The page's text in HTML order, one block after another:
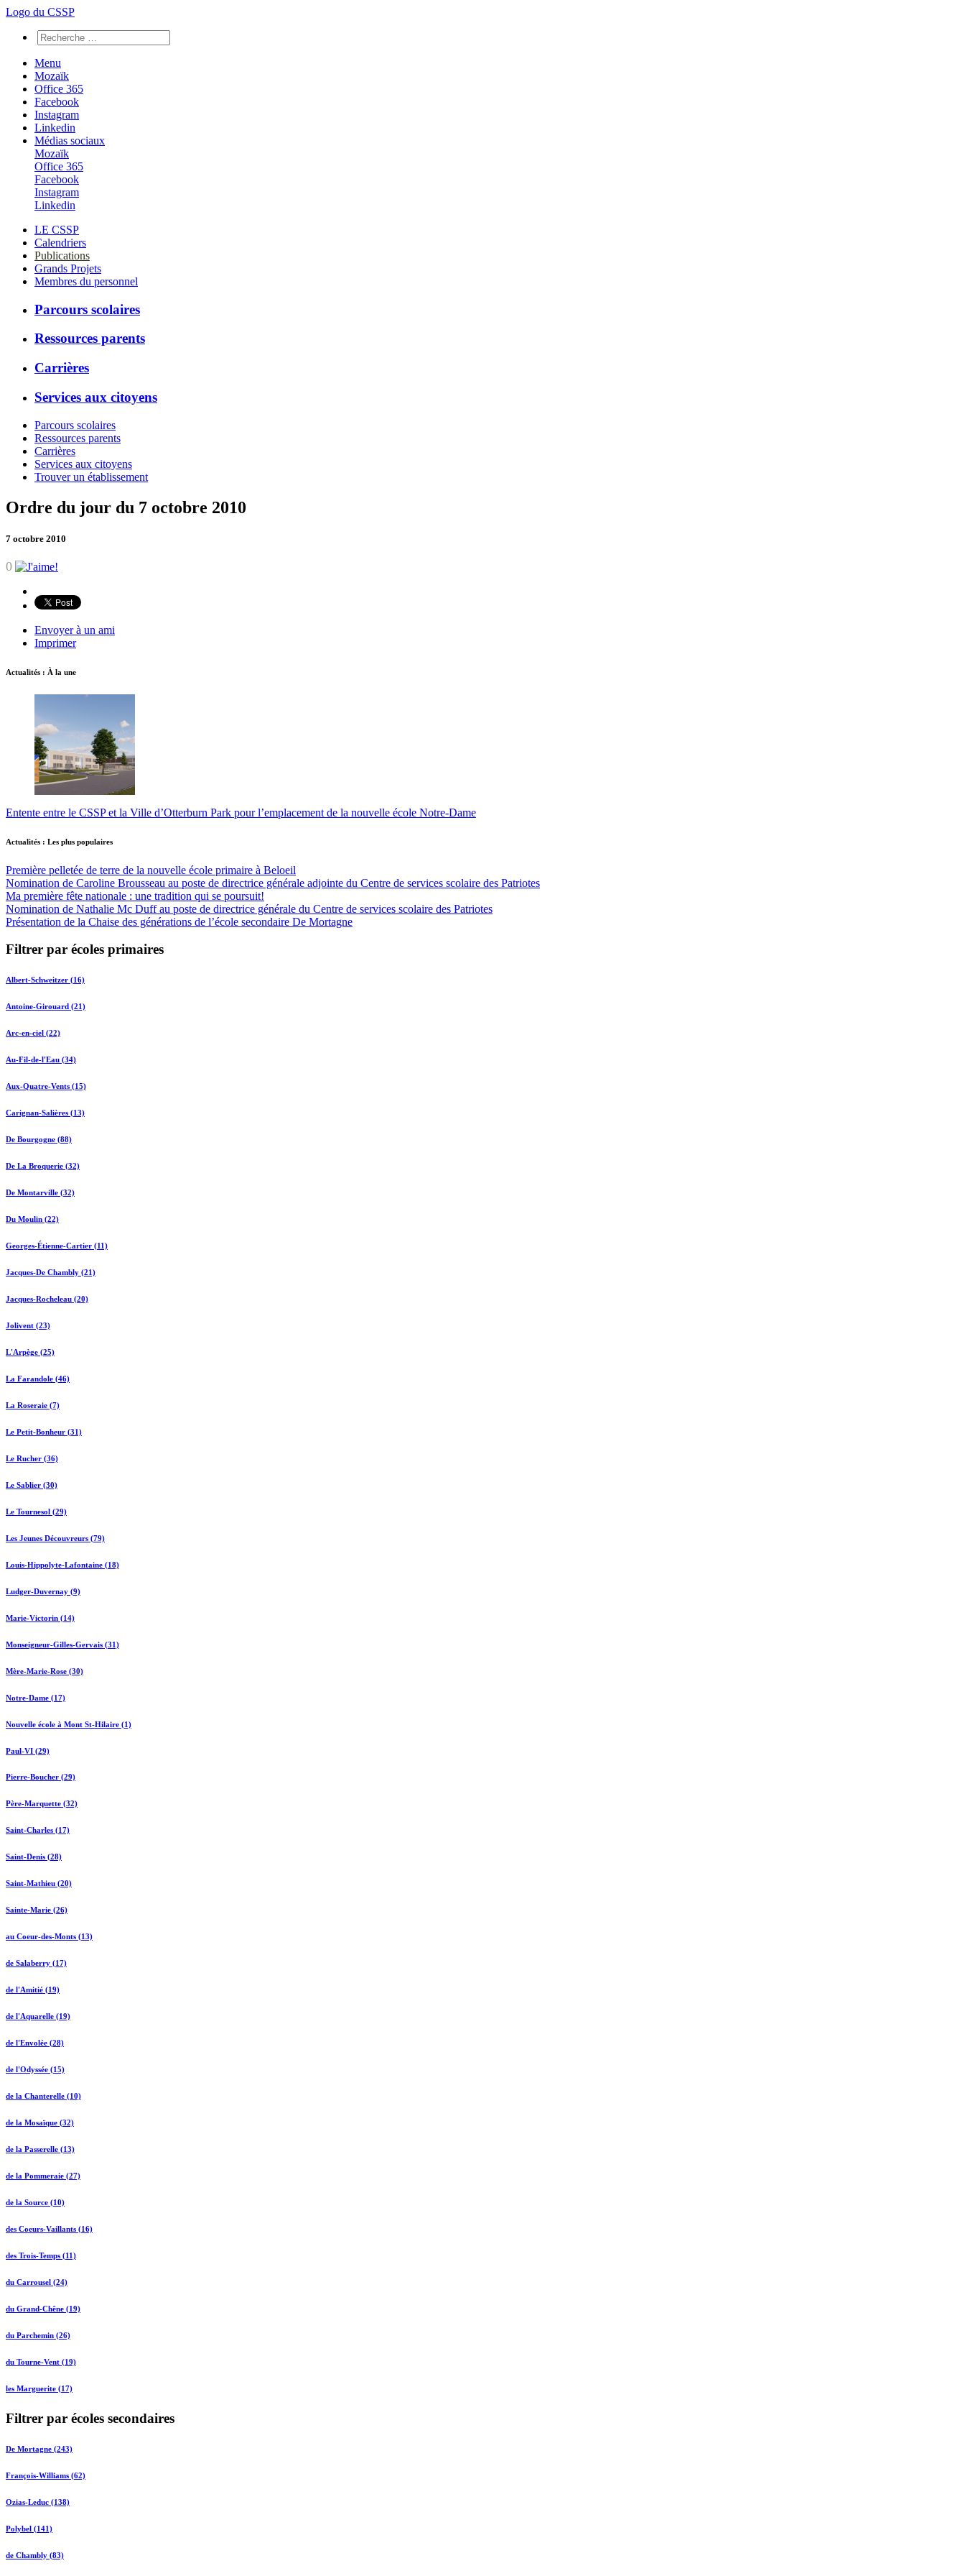
Logo du CSSP
Menu
Mozaïk
Office 365
Facebook
Instagram
Linkedin
Médias sociaux
Mozaïk
Office 365
Facebook
Instagram
Linkedin
LE CSSP
Calendriers
Publications
Grands Projets
Membres du personnel
Parcours scolaires
Ressources parents
Carrières
Services aux citoyens
Parcours scolaires
Ressources parents
Carrières
Services aux citoyens
Trouver un établissement
Ordre du jour du 7 octobre 2010
7 octobre 2010
0
Envoyer à un ami
Imprimer
Actualités : À la une
Entente entre le CSSP et la Ville d’Otterburn Park pour l’emplacement de la nouvelle école Notre-Dame
Actualités : Les plus populaires
Première pelletée de terre de la nouvelle école primaire à Beloeil
Nomination de Caroline Brousseau au poste de directrice générale adjointe du Centre de services scolaire des Patriotes
Ma première fête nationale : une tradition qui se poursuit!
Nomination de Nathalie Mc Duff au poste de directrice générale du Centre de services scolaire des Patriotes
Présentation de la Chaise des générations de l’école secondaire De Mortagne
Filtrer par écoles primaires
Albert-Schweitzer (16)
Antoine-Girouard (21)
Arc-en-ciel (22)
Au-Fil-de-l'Eau (34)
Aux-Quatre-Vents (15)
Carignan-Salières (13)
De Bourgogne (88)
De La Broquerie (32)
De Montarville (32)
Du Moulin (22)
Georges-Étienne-Cartier (11)
Jacques-De Chambly (21)
Jacques-Rocheleau (20)
Jolivent (23)
L'Arpège (25)
La Farandole (46)
La Roseraie (7)
Le Petit-Bonheur (31)
Le Rucher (36)
Le Sablier (30)
Le Tournesol (29)
Les Jeunes Découvreurs (79)
Louis-Hippolyte-Lafontaine (18)
Ludger-Duvernay (9)
Marie-Victorin (14)
Monseigneur-Gilles-Gervais (31)
Mère-Marie-Rose (30)
Notre-Dame (17)
Nouvelle école à Mont St-Hilaire (1)
Paul-VI (29)
Pierre-Boucher (29)
Père-Marquette (32)
Saint-Charles (17)
Saint-Denis (28)
Saint-Mathieu (20)
Sainte-Marie (26)
au Coeur-des-Monts (13)
de Salaberry (17)
de l'Amitié (19)
de l'Aquarelle (19)
de l'Envolée (28)
de l'Odyssée (15)
de la Chanterelle (10)
de la Mosaïque (32)
de la Passerelle (13)
de la Pommeraie (27)
de la Source (10)
des Coeurs-Vaillants (16)
des Trois-Temps (11)
du Carrousel (24)
du Grand-Chêne (19)
du Parchemin (26)
du Tourne-Vent (19)
les Marguerite (17)
Filtrer par écoles secondaires
De Mortagne (243)
François-Williams (62)
Ozias-Leduc (138)
Polybel (141)
de Chambly (83)